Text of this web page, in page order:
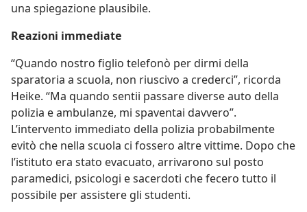
una spiegazione plausibile.
Reazioni immediate
“Quando nostro figlio telefonò per dirmi della
sparatoria a scuola, non riuscivo a crederci”, ricorda
Heike. “Ma quando sentii passare diverse auto della
polizia e ambulanze, mi spaventai davvero”.
L’intervento immediato della polizia probabilmente
evitò che nella scuola ci fossero altre vittime. Dopo che
l’istituto era stato evacuato, arrivarono sul posto
paramedici, psicologi e sacerdoti che fecero tutto il
possibile per assistere gli studenti.